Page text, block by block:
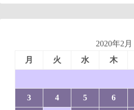
2020年2月
月
火 水 木
3 4 5 6